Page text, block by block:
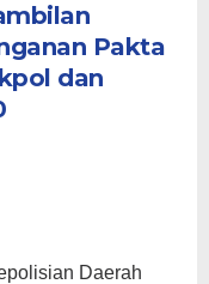
Pakta
dan
Daerah